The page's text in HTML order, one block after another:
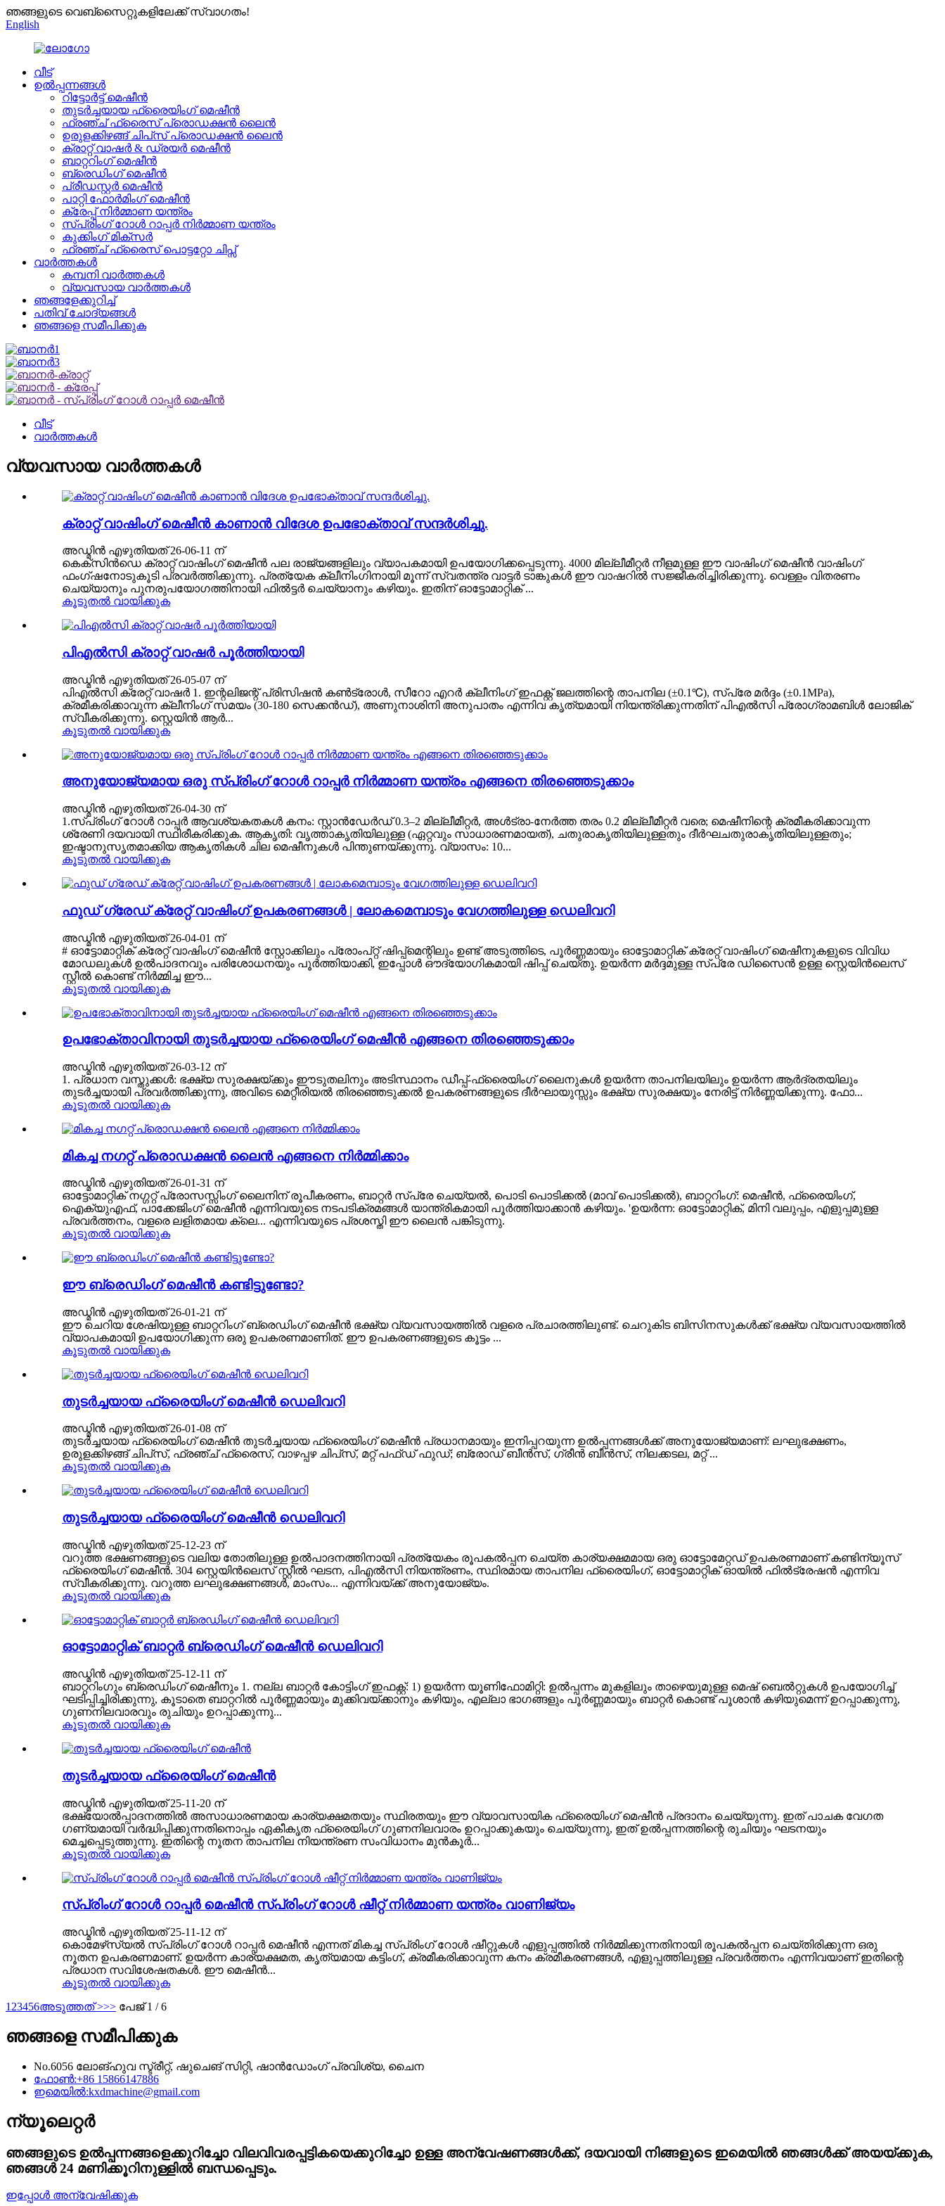
ഞങ്ങളുടെ വെബ്സൈറ്റുകളിലേക്ക് സ്വാഗതം!
English
വീട്
ഉൽപ്പന്നങ്ങൾ
റിട്ടോർട്ട് മെഷീൻ
തുടർച്ചയായ ഫ്രൈയിംഗ് മെഷീൻ
ഫ്രഞ്ച് ഫ്രൈസ് പ്രൊഡക്ഷൻ ലൈൻ
ഉരുളക്കിഴങ്ങ് ചിപ്‌സ് പ്രൊഡക്ഷൻ ലൈൻ
ക്രാറ്റ് വാഷർ & ഡ്രയർ മെഷീൻ
ബാറ്ററിംഗ് മെഷീൻ
ബ്രെഡിംഗ് മെഷീൻ
പ്രീഡസ്റ്റർ മെഷീൻ
പാറ്റി ഫോർമിംഗ് മെഷീൻ
ക്രേപ്പ് നിർമ്മാണ യന്ത്രം
സ്പ്രിംഗ് റോൾ റാപ്പർ നിർമ്മാണ യന്ത്രം
കുക്കിംഗ് മിക്സർ
ഫ്രഞ്ച് ഫ്രൈസ് പൊട്ടറ്റോ ചിപ്സ്
വാർത്തകൾ
കമ്പനി വാർത്തകൾ
വ്യവസായ വാർത്തകൾ
ഞങ്ങളേക്കുറിച്ച്
പതിവ് ചോദ്യങ്ങൾ
ഞങ്ങളെ സമീപിക്കുക
വീട്
വാർത്തകൾ
വ്യവസായ വാർത്തകൾ
ക്രാറ്റ് വാഷിംഗ് മെഷീൻ കാണാൻ വിദേശ ഉപഭോക്താവ് സന്ദർശിച്ചു.
അഡ്മിൻ എഴുതിയത് 26-06-11 ന്
കെക്സിൻഡെ ക്രാറ്റ് വാഷിംഗ് മെഷീൻ പല രാജ്യങ്ങളിലും വ്യാപകമായി ഉപയോഗിക്കപ്പെടുന്നു. 4000 മില്ലീമീറ്റർ നീളമുള്ള ഈ വാഷിംഗ് മെഷീൻ വാഷിംഗ്
ഫംഗ്ഷനോടുകൂടി പ്രവർത്തിക്കുന്നു. പ്രത്യേക ക്ലീനിംഗിനായി മൂന്ന് സ്വതന്ത്ര വാട്ടർ ടാങ്കുകൾ ഈ വാഷറിൽ സജ്ജീകരിച്ചിരിക്കുന്നു. വെള്ളം വിതരണം
ചെയ്യാനും പുനരുപയോഗത്തിനായി ഫിൽട്ടർ ചെയ്യാനും കഴിയും. ഇതിന് ഓട്ടോമാറ്റിക് ...
കൂടുതൽ വായിക്കുക
പി‌എൽ‌സി ക്രാറ്റ് വാഷർ പൂർത്തിയായി
അഡ്മിൻ എഴുതിയത് 26-05-07 ന്
പി‌എൽ‌സി ക്രേറ്റ് വാഷർ 1. ഇന്റലിജന്റ് പ്രിസിഷൻ കൺട്രോൾ, സീറോ എറർ ക്ലീനിംഗ് ഇഫക്റ്റ് ജലത്തിന്റെ താപനില (±0.1℃), സ്പ്രേ മർദ്ദം (±0.1MPa),
ക്രമീകരിക്കാവുന്ന ക്ലീനിംഗ് സമയം (30-180 സെക്കൻഡ്), അണുനാശിനി അനുപാതം എന്നിവ കൃത്യമായി നിയന്ത്രിക്കുന്നതിന് പി‌എൽ‌സി പ്രോഗ്രാമബിൾ ലോജിക്
സ്വീകരിക്കുന്നു. സ്റ്റെയിൻ ആർ...
കൂടുതൽ വായിക്കുക
അനുയോജ്യമായ ഒരു സ്പ്രിംഗ് റോൾ റാപ്പർ നിർമ്മാണ യന്ത്രം എങ്ങനെ തിരഞ്ഞെടുക്കാം
അഡ്മിൻ എഴുതിയത് 26-04-30 ന്
1.സ്പ്രിംഗ് റോൾ റാപ്പർ ആവശ്യകതകൾ കനം: സ്റ്റാൻഡേർഡ് 0.3–2 മില്ലീമീറ്റർ, അൾട്രാ-നേർത്ത തരം 0.2 മില്ലീമീറ്റർ വരെ; മെഷീനിന്റെ ക്രമീകരിക്കാവുന്ന
ശ്രേണി ദയവായി സ്ഥിരീകരിക്കുക. ആകൃതി: വൃത്താകൃതിയിലുള്ള (ഏറ്റവും സാധാരണമായത്), ചതുരാകൃതിയിലുള്ളതും ദീർഘചതുരാകൃതിയിലുള്ളതും;
ഇഷ്ടാനുസൃതമാക്കിയ ആകൃതികൾ ചില മെഷീനുകൾ പിന്തുണയ്ക്കുന്നു. വ്യാസം: 10...
കൂടുതൽ വായിക്കുക
ഫുഡ് ഗ്രേഡ് ക്രേറ്റ് വാഷിംഗ് ഉപകരണങ്ങൾ | ലോകമെമ്പാടും വേഗത്തിലുള്ള ഡെലിവറി
അഡ്മിൻ എഴുതിയത് 26-04-01 ന്
# ഓട്ടോമാറ്റിക് ക്രേറ്റ് വാഷിംഗ് മെഷീൻ സ്റ്റോക്കിലും പ്രോംപ്റ്റ് ഷിപ്പ്‌മെന്റിലും ഉണ്ട് അടുത്തിടെ, പൂർണ്ണമായും ഓട്ടോമാറ്റിക് ക്രേറ്റ് വാഷിംഗ് മെഷീനുകളുടെ വിവിധ
മോഡലുകൾ ഉൽ‌പാദനവും പരിശോധനയും പൂർത്തിയാക്കി, ഇപ്പോൾ ഔദ്യോഗികമായി ഷിപ്പ് ചെയ്‌തു. ഉയർന്ന മർദ്ദമുള്ള സ്പ്രേ ഡിസൈൻ ഉള്ള സ്റ്റെയിൻലെസ്
സ്റ്റീൽ കൊണ്ട് നിർമ്മിച്ച ഈ...
കൂടുതൽ വായിക്കുക
ഉപഭോക്താവിനായി തുടർച്ചയായ ഫ്രൈയിംഗ് മെഷീൻ എങ്ങനെ തിരഞ്ഞെടുക്കാം
അഡ്മിൻ എഴുതിയത് 26-03-12 ന്
1. പ്രധാന വസ്തുക്കൾ: ഭക്ഷ്യ സുരക്ഷയ്ക്കും ഈടുതലിനും അടിസ്ഥാനം ഡീപ്പ്-ഫ്രൈയിംഗ് ലൈനുകൾ ഉയർന്ന താപനിലയിലും ഉയർന്ന ആർദ്രതയിലും
തുടർച്ചയായി പ്രവർത്തിക്കുന്നു, അവിടെ മെറ്റീരിയൽ തിരഞ്ഞെടുക്കൽ ഉപകരണങ്ങളുടെ ദീർഘായുസ്സും ഭക്ഷ്യ സുരക്ഷയും നേരിട്ട് നിർണ്ണയിക്കുന്നു. ‌ഫോ...
കൂടുതൽ വായിക്കുക
മികച്ച നഗറ്റ് പ്രൊഡക്ഷൻ ലൈൻ എങ്ങനെ നിർമ്മിക്കാം
അഡ്മിൻ എഴുതിയത് 26-01-31 ന്
ഓട്ടോമാറ്റിക് നഗ്ഗറ്റ് പ്രോസസ്സിംഗ് ലൈനിന് രൂപീകരണം, ബാറ്റർ സ്പ്രേ ചെയ്യൽ, പൊടി പൊടിക്കൽ (മാവ് പൊടിക്കൽ), ബാറ്ററിംഗ്: മെഷീൻ, ഫ്രൈയിംഗ്,
ഐക്യുഎഫ്, പാക്കേജിംഗ് മെഷീൻ എന്നിവയുടെ നടപടിക്രമങ്ങൾ യാന്ത്രികമായി പൂർത്തിയാക്കാൻ കഴിയും. 'ഉയർന്ന: ഓട്ടോമാറ്റിക്, മിനി വലുപ്പം, എളുപ്പമുള്ള
പ്രവർത്തനം, വളരെ ലളിതമായ ക്ലെ... എന്നിവയുടെ പ്രശസ്തി ഈ ലൈൻ പങ്കിടുന്നു.
കൂടുതൽ വായിക്കുക
ഈ ബ്രെഡിംഗ് മെഷീൻ കണ്ടിട്ടുണ്ടോ?
അഡ്മിൻ എഴുതിയത് 26-01-21 ന്
ഈ ചെറിയ ശേഷിയുള്ള ബാറ്ററിംഗ് ബ്രെഡിംഗ് മെഷീൻ ഭക്ഷ്യ വ്യവസായത്തിൽ വളരെ പ്രചാരത്തിലുണ്ട്. ചെറുകിട ബിസിനസുകൾക്ക് ഭക്ഷ്യ വ്യവസായത്തിൽ
വ്യാപകമായി ഉപയോഗിക്കുന്ന ഒരു ഉപകരണമാണിത്. ഈ ഉപകരണങ്ങളുടെ കൂട്ടം ...
കൂടുതൽ വായിക്കുക
തുടർച്ചയായ ഫ്രൈയിംഗ് മെഷീൻ ഡെലിവറി
അഡ്മിൻ എഴുതിയത് 26-01-08 ന്
തുടർച്ചയായ ഫ്രൈയിംഗ് മെഷീൻ തുടർച്ചയായ ഫ്രൈയിംഗ് മെഷീൻ പ്രധാനമായും ഇനിപ്പറയുന്ന ഉൽപ്പന്നങ്ങൾക്ക് അനുയോജ്യമാണ്: ലഘുഭക്ഷണം,
ഉരുളക്കിഴങ്ങ് ചിപ്‌സ്, ഫ്രഞ്ച് ഫ്രൈസ്, വാഴപ്പഴ ചിപ്‌സ്, മറ്റ് പഫ്ഡ് ഫുഡ്; ബ്രോഡ് ബീൻസ്, ഗ്രീൻ ബീൻസ്, നിലക്കടല, മറ്റ് ...
കൂടുതൽ വായിക്കുക
തുടർച്ചയായ ഫ്രൈയിംഗ് മെഷീൻ ഡെലിവറി
അഡ്മിൻ എഴുതിയത് 25-12-23 ന്
വറുത്ത ഭക്ഷണങ്ങളുടെ വലിയ തോതിലുള്ള ഉൽ‌പാദനത്തിനായി പ്രത്യേകം രൂപകൽപ്പന ചെയ്‌ത കാര്യക്ഷമമായ ഒരു ഓട്ടോമേറ്റഡ് ഉപകരണമാണ് കണ്ടിന്യൂസ്
ഫ്രൈയിംഗ് മെഷീൻ. 304 സ്റ്റെയിൻ‌ലെസ് സ്റ്റീൽ ഘടന, പി‌എൽ‌സി നിയന്ത്രണം, സ്ഥിരമായ താപനില ഫ്രൈയിംഗ്, ഓട്ടോമാറ്റിക് ഓയിൽ ഫിൽ‌ട്രേഷൻ എന്നിവ
സ്വീകരിക്കുന്നു. വറുത്ത ലഘുഭക്ഷണങ്ങൾ, മാംസം... എന്നിവയ്ക്ക് അനുയോജ്യം.
കൂടുതൽ വായിക്കുക
ഓട്ടോമാറ്റിക് ബാറ്റർ ബ്രെഡിംഗ് മെഷീൻ ഡെലിവറി
അഡ്മിൻ എഴുതിയത് 25-12-11 ന്
ബാറ്ററിംഗും ബ്രെഡിംഗ് മെഷീനും 1. നല്ല ബാറ്റർ കോട്ടിംഗ് ഇഫക്റ്റ്: 1) ഉയർന്ന യൂണിഫോമിറ്റി: ഉൽപ്പന്നം മുകളിലും താഴെയുമുള്ള മെഷ് ബെൽറ്റുകൾ ഉപയോഗിച്ച്
ഘടിപ്പിച്ചിരിക്കുന്നു, കൂടാതെ ബാറ്ററിൽ പൂർണ്ണമായും മുക്കിവയ്ക്കാനും കഴിയും, എല്ലാ ഭാഗങ്ങളും പൂർണ്ണമായും ബാറ്റർ കൊണ്ട് പൂശാൻ കഴിയുമെന്ന് ഉറപ്പാക്കുന്നു,
ഗുണനിലവാരവും രുചിയും ഉറപ്പാക്കുന്നു...
കൂടുതൽ വായിക്കുക
തുടർച്ചയായ ഫ്രൈയിംഗ് മെഷീൻ
അഡ്മിൻ എഴുതിയത് 25-11-20 ന്
ഭക്ഷ്യോൽപ്പാദനത്തിൽ അസാധാരണമായ കാര്യക്ഷമതയും സ്ഥിരതയും ഈ വ്യാവസായിക ഫ്രൈയിംഗ് മെഷീൻ പ്രദാനം ചെയ്യുന്നു. ഇത് പാചക വേഗത
ഗണ്യമായി വർദ്ധിപ്പിക്കുന്നതിനൊപ്പം ഏകീകൃത ഫ്രൈയിംഗ് ഗുണനിലവാരം ഉറപ്പാക്കുകയും ചെയ്യുന്നു, ഇത് ഉൽപ്പന്നത്തിന്റെ രുചിയും ഘടനയും
മെച്ചപ്പെടുത്തുന്നു. ഇതിന്റെ നൂതന താപനില നിയന്ത്രണ സംവിധാനം മുൻകൂർ...
കൂടുതൽ വായിക്കുക
സ്പ്രിംഗ് റോൾ റാപ്പർ മെഷീൻ സ്പ്രിംഗ് റോൾ ഷീറ്റ് നിർമ്മാണ യന്ത്രം വാണിജ്യം
അഡ്മിൻ എഴുതിയത് 25-11-12 ന്
കൊമേഴ്‌സ്യൽ സ്പ്രിംഗ് റോൾ റാപ്പർ മെഷീൻ എന്നത് മികച്ച സ്പ്രിംഗ് റോൾ ഷീറ്റുകൾ എളുപ്പത്തിൽ നിർമ്മിക്കുന്നതിനായി രൂപകൽപ്പന ചെയ്‌തിരിക്കുന്ന ഒരു
നൂതന ഉപകരണമാണ്. ഉയർന്ന കാര്യക്ഷമത, കൃത്യമായ കട്ടിംഗ്, ക്രമീകരിക്കാവുന്ന കനം ക്രമീകരണങ്ങൾ, എളുപ്പത്തിലുള്ള പ്രവർത്തനം എന്നിവയാണ് ഇതിന്റെ
പ്രധാന സവിശേഷതകൾ. ഈ മെഷീൻ...
കൂടുതൽ വായിക്കുക
1 23456അടുത്തത് >>> പേജ് 1 / 6
ഞങ്ങളെ സമീപിക്കുക
No.6056 ലോങ്‌ഹുവ സ്ട്രീറ്റ്, ഷുചെങ് സിറ്റി, ഷാൻഡോംഗ് പ്രവിശ്യ, ചൈന
ഫോൺ:+86 15866147886
ഇമെയിൽ:kxdmachine@gmail.com
ന്യൂലെറ്റർ
ഞങ്ങളുടെ ഉൽപ്പന്നങ്ങളെക്കുറിച്ചോ വിലവിവരപ്പട്ടികയെക്കുറിച്ചോ ഉള്ള അന്വേഷണങ്ങൾക്ക്, ദയവായി നിങ്ങളുടെ ഇമെയിൽ ഞങ്ങൾക്ക് അയയ്ക്കുക,
ഞങ്ങൾ 24 മണിക്കൂറിനുള്ളിൽ ബന്ധപ്പെടും.
ഇപ്പോൾ അന്വേഷിക്കുക